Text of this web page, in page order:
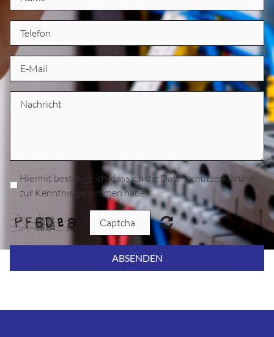
Hiermit bestätige ich, dass ich die Datenschutzerklärung
zur Kenntnis genommen habe.
ABSENDEN